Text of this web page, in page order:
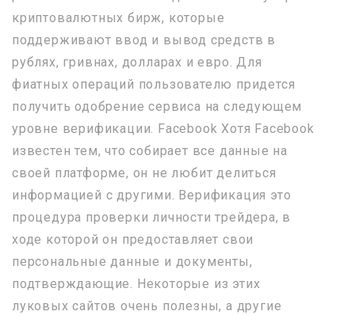
криптовалютных бирж, которые
поддерживают ввод и вывод средств в
рублях, гривнах, долларах и евро. Для
фиатных операций пользователю придется
получить одобрение сервиса на следующем
уровне верификации. Facebook Хотя Facebook
известен тем, что собирает все данные на
своей платформе, он не любит делиться
информацией с другими. Верификация это
процедура проверки личности трейдера, в
ходе которой он предоставляет свои
персональные данные и документы,
подтверждающие. Некоторые из этих
луковых сайтов очень полезны, а другие